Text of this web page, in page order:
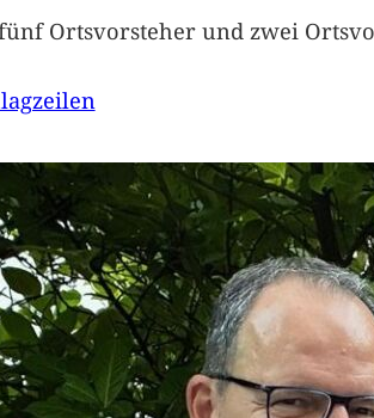
Ortsvorsteher und zwei